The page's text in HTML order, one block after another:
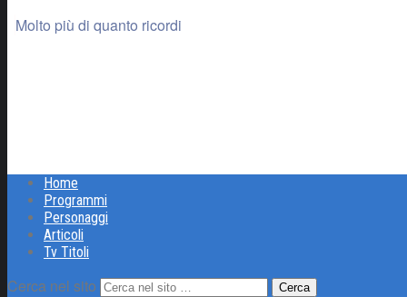
Molto più di quanto ricordi
Home
Programmi
Personaggi
Articoli
Tv Titoli
Cerca nel sito